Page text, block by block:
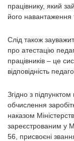
працівнику, який
його навантаження
Слід також
про атестацію
працівників – це
відповідність
Згідно з підпунктом
обчислення
наказом
зареєстрованим у
56, присвоєні